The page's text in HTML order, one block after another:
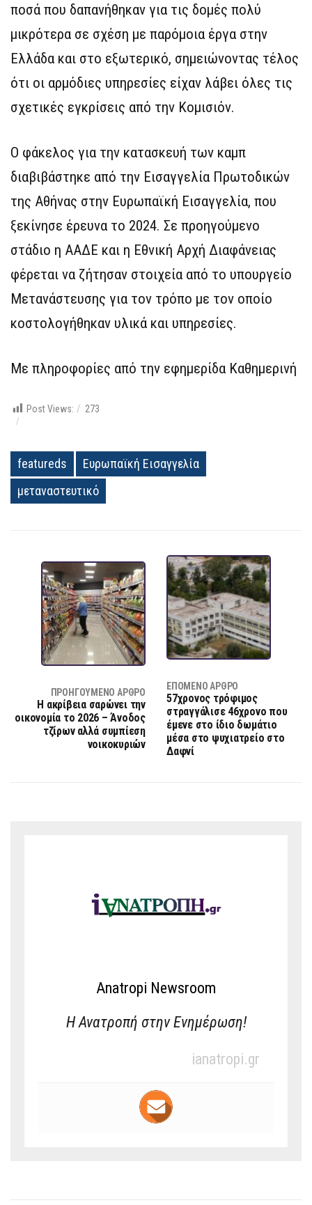
ποσά που δαπανήθηκαν για τις δομές πολύ
μικρότερα σε σχέση με παρόμοια έργα στην
Ελλάδα και στο εξωτερικό, σημειώνοντας τέλος
ότι οι αρμόδιες υπηρεσίες είχαν λάβει όλες τις
σχετικές εγκρίσεις από την Κομισιόν.
Ο φάκελος για την κατασκευή των καμπ
διαβιβάστηκε από την Εισαγγελία Πρωτοδικών
της Αθήνας στην Ευρωπαϊκή Εισαγγελία, που
ξεκίνησε έρευνα το 2024. Σε προηγούμενο
στάδιο η ΑΑΔΕ και η Εθνική Αρχή Διαφάνειας
φέρεται να ζήτησαν στοιχεία από το υπουργείο
Μετανάστευσης για τον τρόπο με τον οποίο
κοστολογήθηκαν υλικά και υπηρεσίες.
Με πληροφορίες από την εφημερίδα Καθημερινή
Post Views: 273
featureds
Ευρωπαϊκή Εισαγγελία
μεταναστευτικό
ΠΡΟΗΓΟΎΜΕΝΟ ΆΡΘΡΟ
Η ακρίβεια σαρώνει την
οικονομία το 2026 – Άνοδος
τζίρων αλλά συμπίεση
νοικοκυριών
ΕΠΌΜΕΝΟ ΆΡΘΡΟ
57χρονος τρόφιμος
στραγγάλισε 46χρονο που
έμενε στο ίδιο δωμάτιο
μέσα στο ψυχιατρείο στο
Δαφνί
Anatropi Newsroom
Η Ανατροπή στην Ενημέρωση!
ianatropi.gr